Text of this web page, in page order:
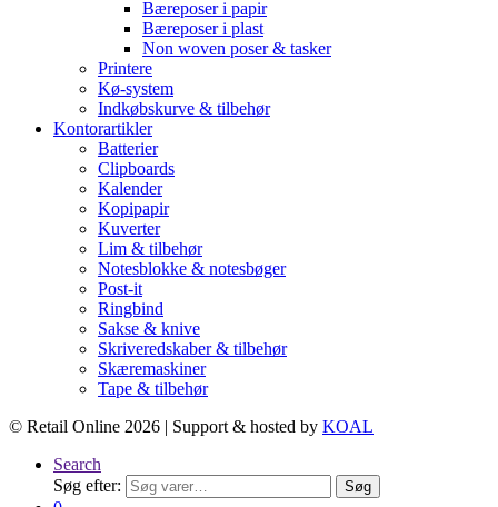
Bæreposer i papir
Bæreposer i plast
Non woven poser & tasker
Printere
Kø-system
Indkøbskurve & tilbehør
Kontorartikler
Batterier
Clipboards
Kalender
Kopipapir
Kuverter
Lim & tilbehør
Notesblokke & notesbøger
Post-it
Ringbind
Sakse & knive
Skriveredskaber & tilbehør
Skæremaskiner
Tape & tilbehør
© Retail Online 2026 | Support & hosted by KOAL
Search
Søg efter:
Søg